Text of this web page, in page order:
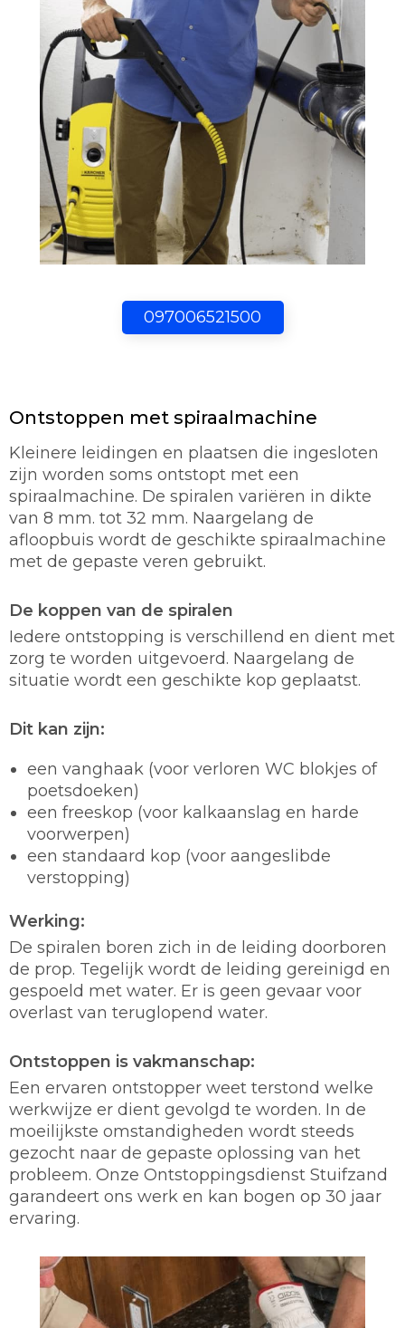
097006521500
Ontstoppen met spiraalmachine
Kleinere leidingen en plaatsen die ingesloten
zijn worden soms ontstopt met een
spiraalmachine. De spiralen variëren in dikte
van 8 mm. tot 32 mm. Naargelang de
afloopbuis wordt de geschikte spiraalmachine
met de gepaste veren gebruikt.
De koppen van de spiralen
Iedere ontstopping is verschillend en dient met
zorg te worden uitgevoerd. Naargelang de
situatie wordt een geschikte kop geplaatst.
Dit kan zijn:
een vanghaak (voor verloren WC blokjes of
poetsdoeken)
een freeskop (voor kalkaanslag en harde
voorwerpen)
een standaard kop (voor aangeslibde
verstopping)
Werking:
De spiralen boren zich in de leiding doorboren
de prop. Tegelijk wordt de leiding gereinigd en
gespoeld met water. Er is geen gevaar voor
overlast van teruglopend water.
Ontstoppen is vakmanschap:
Een ervaren ontstopper weet terstond welke
werkwijze er dient gevolgd te worden. In de
moeilijkste omstandigheden wordt steeds
gezocht naar de gepaste oplossing van het
probleem. Onze Ontstoppingsdienst Stuifzand
garandeert ons werk en kan bogen op 30 jaar
ervaring.